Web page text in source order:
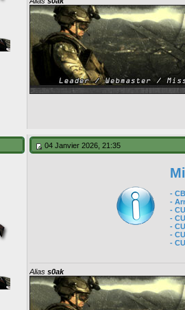
04 Janvier 2026, 21:35
-
-
-
-
-
-
-
Alias s0ak